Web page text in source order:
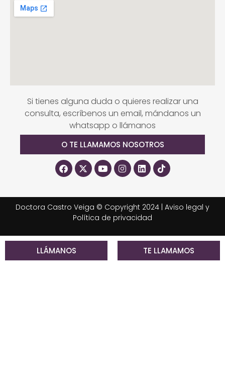
Si tienes alguna duda o quieres realizar una
consulta, escríbenos un email, mándanos un
whatsapp o llámanos
O TE LLAMAMOS NOSOTROS
Doctora Castro Veiga © Copyright 2024 | Aviso legal y
Política de privacidad
LLÁMANOS TE LLAMAMOS